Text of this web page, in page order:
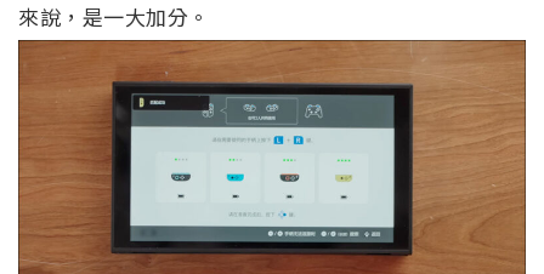
來說，是一大加分。